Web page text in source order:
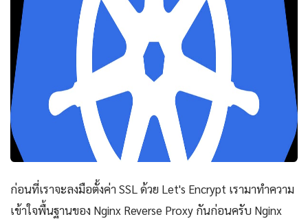
ก่อนที่เราจะลงมือตั้งค่า SSL ด้วย Let's Encrypt เรามาทำความ
เข้าใจพื้นฐานของ Nginx Reverse Proxy กันก่อนครับ Nginx